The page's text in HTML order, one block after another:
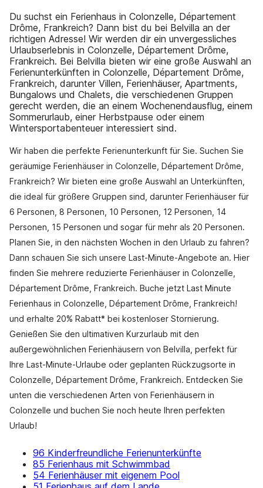
Du suchst ein Ferienhaus in Colonzelle, Département
Drôme, Frankreich? Dann bist du bei Belvilla an der
richtigen Adresse! Wir werden dir ein unvergessliches
Urlaubserlebnis in Colonzelle, Département Drôme,
Frankreich. Bei Belvilla bieten wir eine große Auswahl an
Ferienunterkünften in Colonzelle, Département Drôme,
Frankreich, darunter Villen, Ferienhäuser, Apartments,
Bungalows und Chalets, die verschiedenen Gruppen
gerecht werden, die an einem Wochenendausflug, einem
Sommerurlaub, einer Herbstpause oder einem
Wintersportabenteuer interessiert sind.
Wir haben die perfekte Ferienunterkunft für Sie. Suchen Sie
geräumige Ferienhäuser in Colonzelle, Département Drôme,
Frankreich? Wir bieten eine große Auswahl an Unterkünften,
die ideal für größere Gruppen sind, darunter Ferienhäuser für
6 Personen, 8 Personen, 10 Personen, 12 Personen, 14
Personen, 15 Personen und sogar für mehr als 20 Personen.
Planen Sie, in den nächsten Wochen in den Urlaub zu fahren?
Dann schauen Sie sich unsere Last-Minute-Angebote an. Hier
finden Sie mehrere reduzierte Ferienhäuser in Colonzelle,
Département Drôme, Frankreich. Buche jetzt Last Minute
Ferienhaus in Colonzelle, Département Drôme, Frankreich!
und erhalte 20% Rabatt* bei kostenloser Stornierung.
Genießen Sie den ultimativen Kurzurlaub mit den
außergewöhnlichen Ferienhäusern von Belvilla, perfekt für
Ihre Last-Minute-Urlaube oder geplanten Rückzugsorte in
Colonzelle, Département Drôme, Frankreich. Entdecken Sie
unten die verschiedenen Arten von Ferienhäusern in
Colonzelle und buchen Sie noch heute Ihren perfekten
Urlaub!
96 Kinderfreundliche Ferienunterkünfte
85 Ferienhaus mit Schwimmbad
54 Ferienhäuser mit eigenem Pool